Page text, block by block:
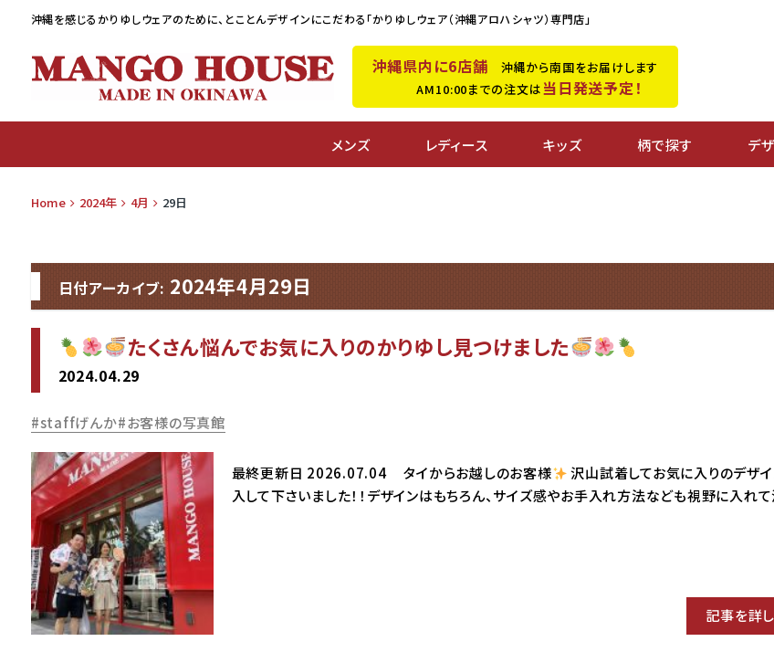
沖縄を感じるかりゆしウェアのために、 とことんデザインにこだわる「かりゆしウェア（沖縄アロハシャツ）専門店」
沖縄県内に6店舗 沖縄から南国をお届けします
AM10:00までの注文は当日発送予定！
メンズ レディース キッズ 柄で探す デ
Home 2024年 4月 29日
日付アーカイブ: 2024年4月29日
たくさん悩んでお気に入りのかりゆし見つけました
2024.04.29
staffげんか お客様の写真館
最終更新日 2026.07.04 タイからお越しのお客様
沢山試着してお気に入りのデザ
入して下さいました！！デザインはもちろん、サイズ感やお手入れ方法なども視野に入れ
記事を詳